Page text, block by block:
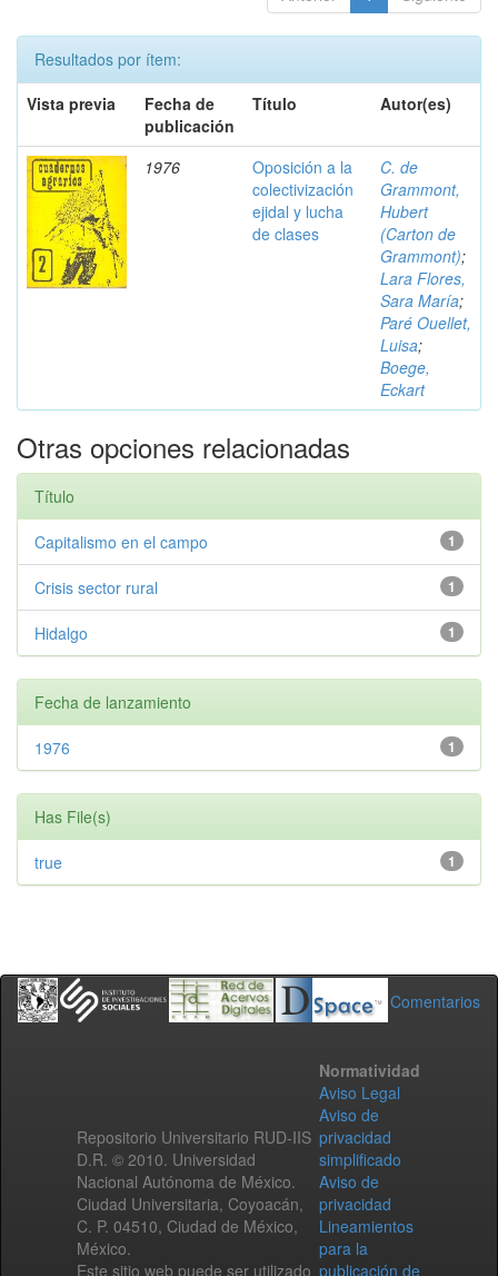
Resultados por ítem:
Vista previa
Fecha de
publicación
Título Autor(es)
1976
Oposición a la
colectivización
ejidal y lucha
de clases
C. de
Grammont,
Hubert
(Carton de
Grammont);
Lara Flores,
Sara María;
Paré Ouellet,
Luisa;
Boege,
Eckart
Otras opciones relacionadas
Título
1
Capitalismo en el campo
1
Crisis sector rural
1
Hidalgo
Fecha de lanzamiento
1
1976
Has File(s)
1
true
Comentarios
Repositorio Universitario RUD-IIS
D.R. © 2010. Universidad
Nacional Autónoma de México.
Ciudad Universitaria, Coyoacán,
C. P. 04510, Ciudad de México,
México.
Este sitio web puede ser utilizado
Normatividad
Aviso Legal
Aviso de
privacidad
simplificado
Aviso de
privacidad
Lineamientos
para la
publicación de